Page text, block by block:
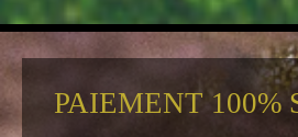
PAIEMENT 100%